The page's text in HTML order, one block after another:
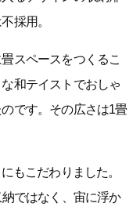
採用。
スペースをつくるこ
和テイストでおしゃ
です。その広さは1畳
もこだわりました。
ではなく、宙に浮か